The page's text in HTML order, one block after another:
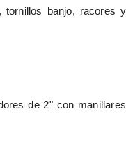
tornillos banjo, racores y
de 2" con manillares